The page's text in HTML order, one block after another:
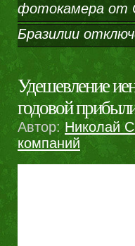
фотокамера от
Бразилии
Удешевление
годовой
Автор: Николай
компаний